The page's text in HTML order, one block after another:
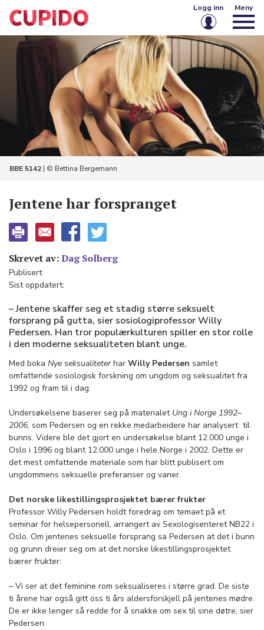
Logg inn
E-post eller brukernavn
Passord
Husk meg på denne enheten
Meny
BBE 5142 | © Bettina Bergemann
Jentene har forspranget
Skrevet av:Dag Solberg
Publisert:
Sist oppdatert:
– Jentene skaffer seg et stadig større seksuelt
forsprang på gutta, sier sosiologi­professor Willy
Pedersen. Han tror populær­kulturen spiller en stor rolle
i den moderne seksualiteten blant unge.
Med boka Nye seksualiteterhar Willy Pedersen samlet
omfattende sosiologisk forskning om ungdom og seksualitet fra
1992 og fram til i dag.
Undersøkelsene baserer seg på materialet Ung i Norge 1992–
2006, som Pedersen og en rekke medarbeidere har analysert til
bunns. Videre ble det gjort en undersøkelse blant 12.000 unge i
Oslo i 1996 og blant 12.000 unge i hele Norge i 2002. Dette er
det mest omfattende materiale som har blitt publisert om
ungdommens seksuelle preferanser og vaner.
Det norske likestillingsprosjektet bærer frukter
Professor Willy Pedersen holdt foredrag om temaet på et
seminar for helsepersonell, arrangert av Sexologisenteret NB22 i
Oslo. Om jentenes seksuelle forsprang sa Pedersen at det i bunn
og grunn dreier seg om at det norske likestillingsprosjektet
bærer frukter:
– Vi ser at det feminine rom seksualiseres i større grad. De siste
ti årene har også gitt oss ti års aldersforskjell på jentenes mødre.
De er ikke lenger så redde for å snakke om sex til sine døtre, sier
Pedersen.